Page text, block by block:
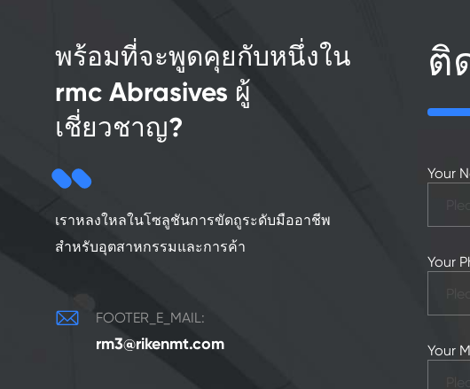
พร้อมที่จะพูดคุยกับหนึ่งใน
rmc Abrasives ผู้
เชี่ยวชาญ?
เราหลงใหลในโซลูชันการขัดถูระดับมืออาชีพ
สำหรับอุตสาหกรรมและการค้า
 FOOTER_E_MAIL:
rm3@rikenmt.com
ติ
Your
Your
Your